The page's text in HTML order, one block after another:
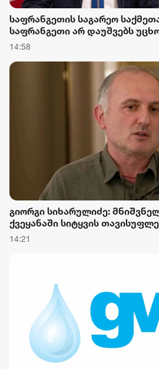
საფრანგეთის საგარეო
საფრანგეთი არ დაუშვებს
არცერთ მცდელობას საკუთარ
ეს ყოველივე ფრანგი ხალხის
ხელშეუხებელი უფლებაა
14:58
გიორგი სიხარულიძე:
ქვეყანაში სიტყვის
დაიკარგოს
14:21